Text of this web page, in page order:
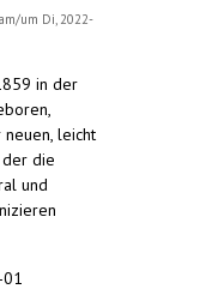
um Di, 2022-
in der
leicht
die
und